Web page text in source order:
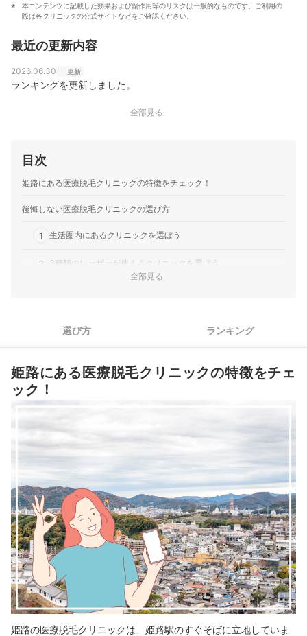
本コンテンツに記載した効果および副作用等のリスクは一般的なものです。ご利用の
際は各クリニックの公式サイトなどをご確認ください。
最近の更新内容
2026.06.30 更新
ランキングを更新しました。
全部見る
目次
姫路にある医療脱毛クリニックの特徴をチェック！
後悔しない医療脱毛クリニックの選び方
1 生活圏内にあるクリニックを選ぼう
2 3種類のレーザーが使えるクリニックを選ぼう
姫路の医療脱毛クリニック全4選おすすめ人気ランキング
人気の姫路にある医療脱毛クリニックを徹底比較！
医療脱毛は自由診療。無料のアフターケアが多いに越したことはない！
ほかの地域の医療脱毛クリニックもチェック
全部見る
選び方 ランキング
姫路にある医療脱毛クリニックの特徴をチェ
ック！
姫路の医療脱毛クリニックは、姫路駅のすぐそばに立地していま